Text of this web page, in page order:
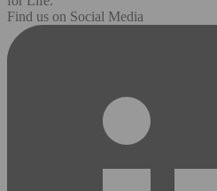
Find us on Social Media